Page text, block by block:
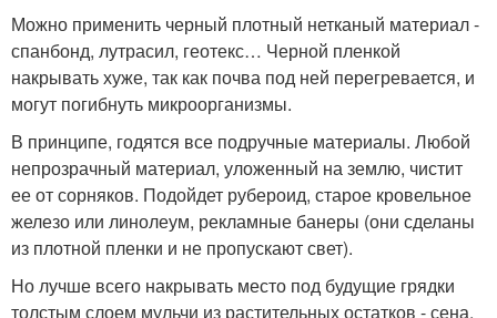
Можно применить черный плотный нетканый материал -
спанбонд, лутрасил, геотекс… Черной пленкой
накрывать хуже, так как почва под ней перегревается, и
могут погибнуть микроорганизмы.
В принципе, годятся все подручные материалы. Любой
непрозрачный материал, уложенный на землю, чистит
ее от сорняков. Подойдет рубероид, старое кровельное
железо или линолеум, рекламные банеры (они сделаны
из плотной пленки и не пропускают свет).
Но лучше всего накрывать место под будущие грядки
толстым слоем мульчи из растительных остатков - сена,